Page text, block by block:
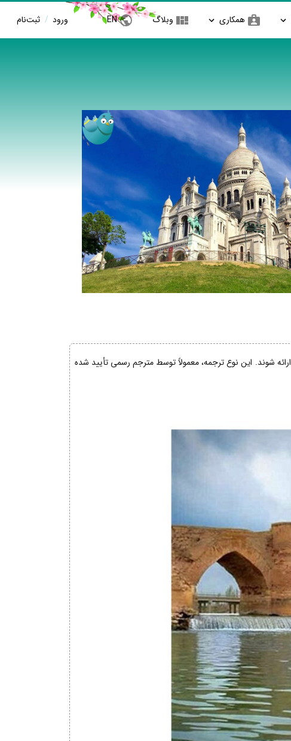
همکاری وبلاگ EN ورود / ثبت‌نام
شوند. این نوع ترجمه، معمولاً توسط مترجم رسمی تأیید شده